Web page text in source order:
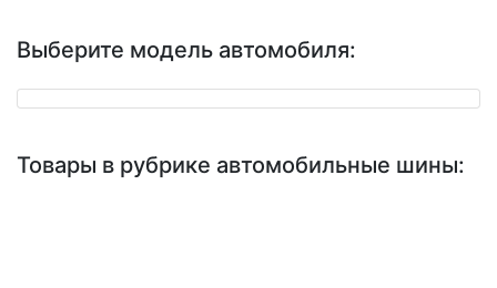
Выберите модель автомобиля:
Товары в рубрике автомобильные шины: